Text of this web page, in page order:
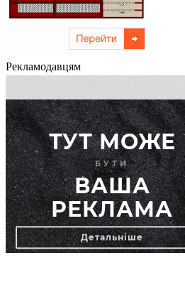
Рекламодавцям